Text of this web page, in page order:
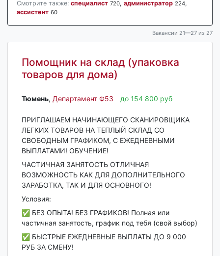
Смотрите также: специалист 720, администратор 224,
ассистент 60
Вакансии 21—27 из 27
Помощник на склад (упаковка
товаров для дома)
Тюмень‎, Департамент Ф53 до 154 800 руб
ПРИГЛАШАЕМ НАЧИНАЮЩЕГО СКАНИРОВЩИКА
ЛЕГКИХ ТОВАРОВ НА ТЕПЛЫЙ СКЛАД СО
СВОБОДНЫМ ГРАФИКОМ, С ЕЖЕДНЕВНЫМИ
ВЫПЛАТАМИ! ОБУЧЕНИЕ!
ЧАСТИЧНАЯ ЗАНЯТОСТЬ ОТЛИЧНАЯ
ВОЗМОЖНОСТЬ КАК ДЛЯ ДОПОЛНИТЕЛЬНОГО
ЗАРАБОТКА, ТАК И ДЛЯ ОСНОВНОГО!
Условия:
✅ БЕЗ ОПЫТА! БЕЗ ГРАФИКОВ! Полная или
частичная занятость, график под тебя (свой выбор)
✅ БЫСТРЫЕ ЕЖЕДНЕВНЫЕ ВЫПЛАТЫ ДО 9 000
РУБ ЗА СМЕНУ!